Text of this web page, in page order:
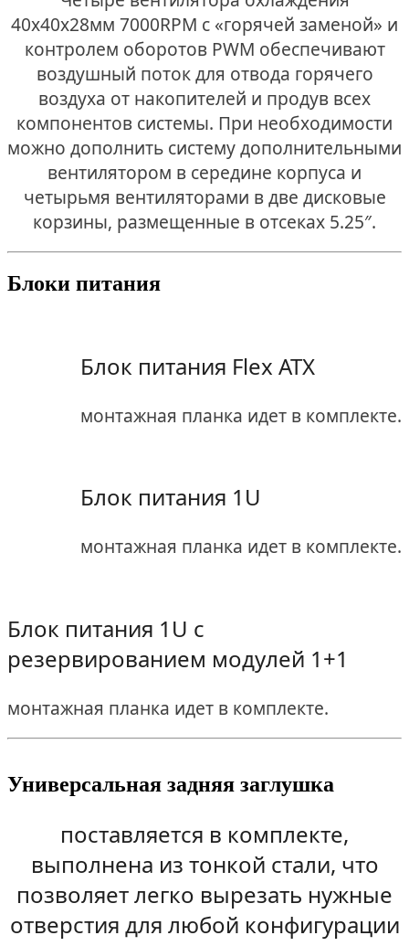
40х40х28мм 7000RPM с «горячей заменой» и
контролем оборотов PWM обеспечивают
воздушный поток для отвода горячего
воздуха от накопителей и продув всех
компонентов системы. При необходимости
можно дополнить систему дополнительными
вентилятором в середине корпуса и
четырьмя вентиляторами в две дисковые
корзины, размещенные в отсеках 5.25″.
Блоки питания
Блок питания Flex ATX
монтажная планка идет в комплекте.
Блок питания 1U
монтажная планка идет в комплекте.
Блок питания 1U с
резервированием модулей 1+1
монтажная планка идет в комплекте.
Универсальная задняя заглушка
поставляется в комплекте,
выполнена из тонкой стали, что
позволяет легко вырезать нужные
отверстия для любой конфигурации